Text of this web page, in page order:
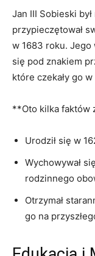
Jan ​III⁣ Sobieski
przypieczętował
w 1683 roku. Jego
się ⁢pod ‌znakiem
które czekały ⁢go
**Oto kilka faktów
Urodził się​ w
Wychowywał
rodzinnego
Otrzymał
go na